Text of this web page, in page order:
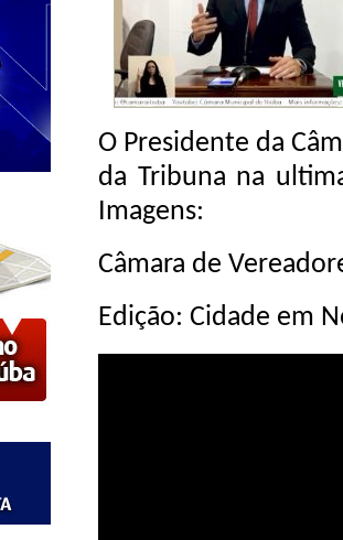
O Presidente da
da Tribuna na
Imagens:
Câmara de
Edição: Cidade em